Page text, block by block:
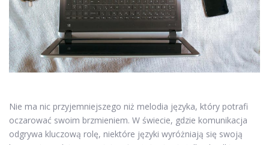
Nie ma nic przyjemniejszego niż melodia języka, który potrafi
oczarować swoim brzmieniem. W świecie, gdzie komunikacja
odgrywa kluczową rolę, niektóre języki wyróżniają się swoją